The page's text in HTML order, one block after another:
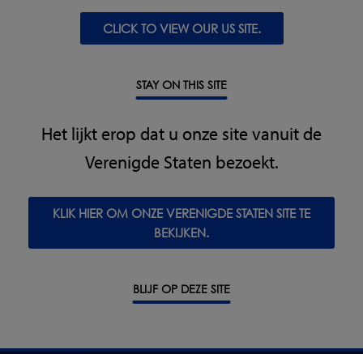
CLICK TO VIEW OUR US SITE.
STAY ON THIS SITE
Het lijkt erop dat u onze site vanuit de
Verenigde Staten bezoekt.
KLIK HIER OM ONZE VERENIGDE STATEN SITE TE
BEKIJKEN.
BLIJF OP DEZE SITE
oplossing het beste is voor uw productielijn?
VRAAG HET AAN EEN EXPERT